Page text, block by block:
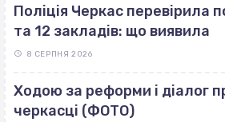
Поліція Черкас перевірила
та 12 закладів: що виявила
8 СЕРПНЯ 2026
Ходою за реформи і діалог
черкасці (ФОТО)